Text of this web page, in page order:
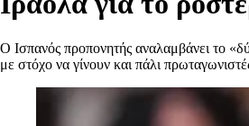
Ο Ισπανός προπονητής αναλαμβάνει το
με στόχο να γίνουν και πάλι